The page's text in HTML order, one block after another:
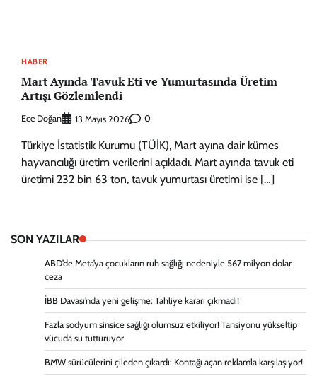
HABER
Mart Ayında Tavuk Eti ve Yumurtasında Üretim
Artışı Gözlemlendi
Ece Doğan 13 Mayıs 2026 0
Türkiye İstatistik Kurumu (TÜİK), Mart ayına dair kümes
hayvancılığı üretim verilerini açıkladı. Mart ayında tavuk eti
üretimi 232 bin 63 ton, tavuk yumurtası üretimi ise […]
SON YAZILAR
ABD’de Meta’ya çocukların ruh sağlığı nedeniyle 567 milyon dolar
ceza
İBB Davası’nda yeni gelişme: Tahliye kararı çıkmadı!
Fazla sodyum sinsice sağlığı olumsuz etkiliyor! Tansiyonu yükseltip
vücuda su tutturuyor
BMW sürücülerini çileden çıkardı: Kontağı açan reklamla karşılaşıyor!